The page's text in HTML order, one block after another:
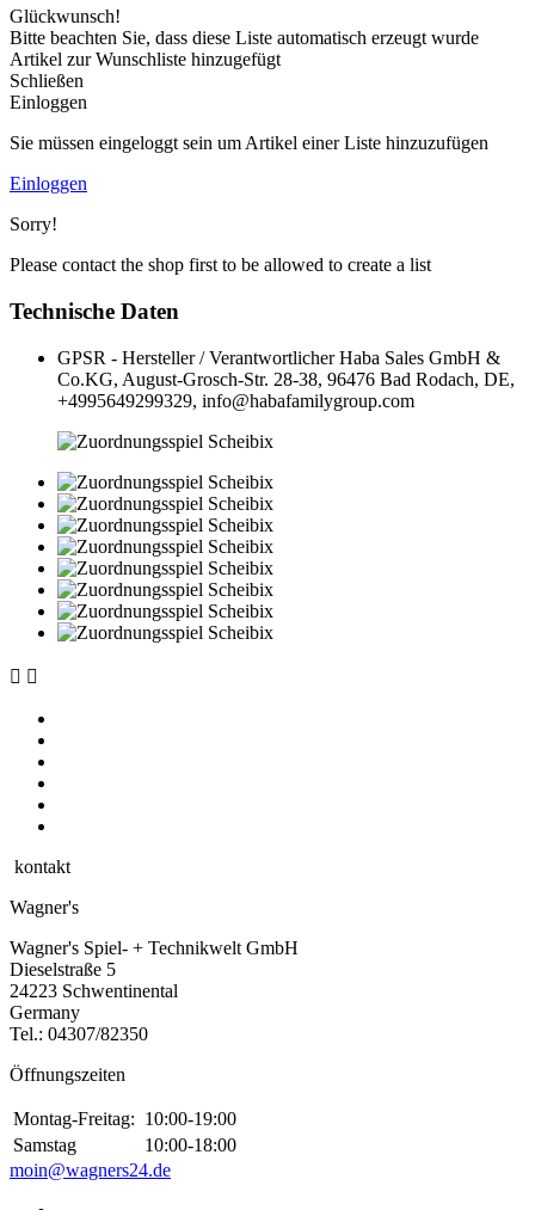
Glückwunsch!
Bitte beachten Sie, dass diese Liste automatisch erzeugt wurde
Artikel zur Wunschliste hinzugefügt
Schließen
Einloggen
Sie müssen eingeloggt sein um Artikel einer Liste hinzuzufügen
Einloggen
Sorry!
Please contact the shop first to be allowed to create a list
Technische Daten
GPSR - Hersteller / Verantwortlicher Haba Sales GmbH &
Co.KG, August-Grosch-Str. 28-38, 96476 Bad Rodach, DE,
+4995649299329, info@habafamilygroup.com
 
kontakt
Wagner's
Wagner's Spiel- + Technikwelt GmbH
Dieselstraße 5
24223 Schwentinental
Germany
Tel.: 04307/82350
Öffnungszeiten
Montag-Freitag: 10:00-19:00
Samstag
10:00-18:00
moin@wagners24.de